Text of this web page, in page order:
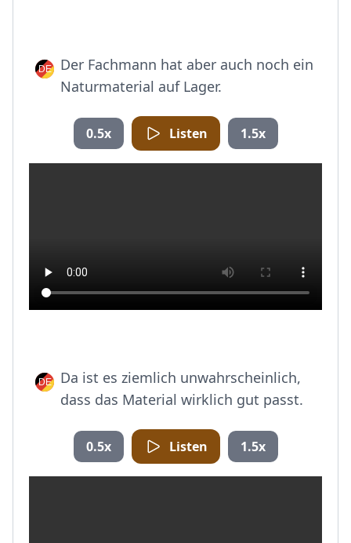
Der Fachmann hat aber auch noch ein
Naturmaterial auf Lager.
0.5x Listen 1.5x
Da ist es ziemlich unwahrscheinlich,
dass das Material wirklich gut passt.
0.5x Listen 1.5x